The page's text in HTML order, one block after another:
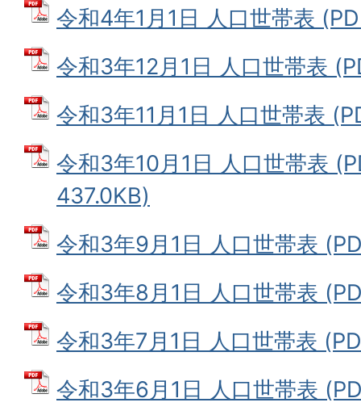
令和4年1月1日 人口世帯表
令和3年12月1日 人口世帯表
令和3年11月1日 人口世帯表
令和3年10月1日 人口世帯表
437.0KB)
令和3年9月1日 人口世帯表
令和3年8月1日 人口世帯表
令和3年7月1日 人口世帯表
令和3年6月1日 人口世帯表